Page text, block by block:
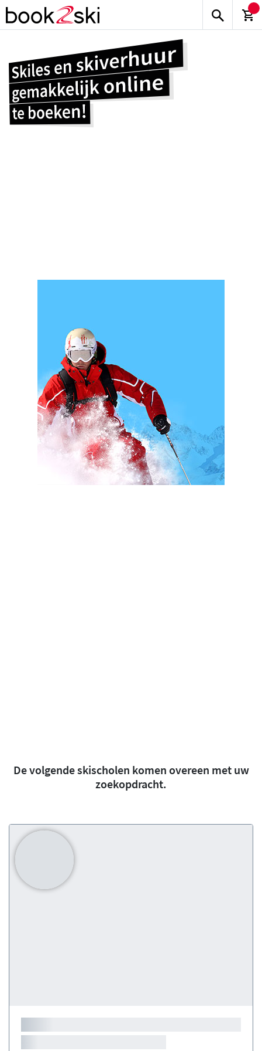
De volgende skischolen komen overeen met uw
zoekopdracht.